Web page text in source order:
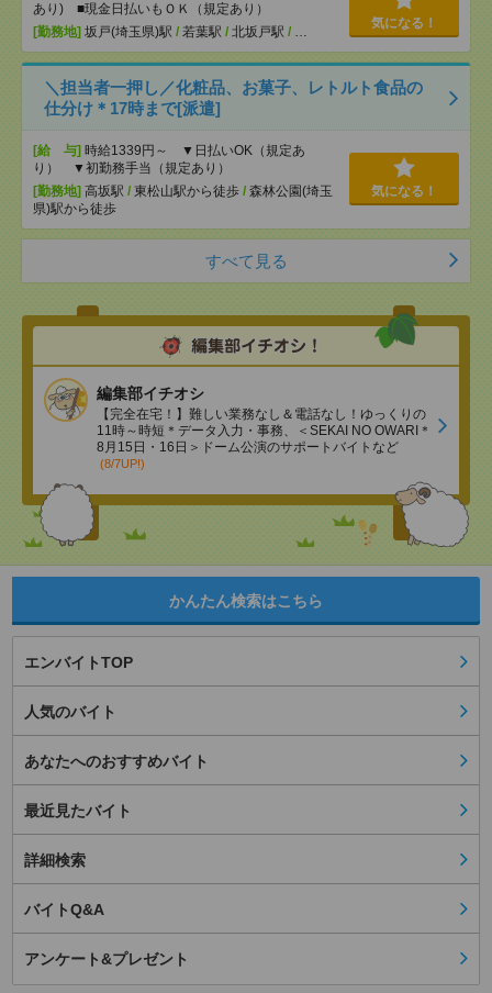
あり) ■現金日払いもＯＫ（規定あり）
[勤務地] 坂戸(埼玉県)駅 / 若葉駅 / 北坂戸駅 / …
気になる！
＼担当者一押し／化粧品、お菓子、レトルト食品の
仕分け＊17時まで[派遣]
[給 与] 時給1339円～ ▼日払いOK（規定あ
り） ▼初勤務手当（規定あり）
[勤務地] 高坂駅 / 東松山駅から徒歩 / 森林公園(埼玉
県)駅から徒歩
気になる！
すべて見る
編集部イチオシ
【完全在宅！】難しい業務なし＆電話なし！ゆっくりの
11時～時短＊データ入力・事務、＜SEKAI NO OWARI＊
8月15日・16日＞ドーム公演のサポートバイトなど
(8/7UP!)
かんたん検索はこちら
エンバイトTOP
人気のバイト
あなたへのおすすめバイト
最近見たバイト
詳細検索
バイトQ&A
アンケート&プレゼント